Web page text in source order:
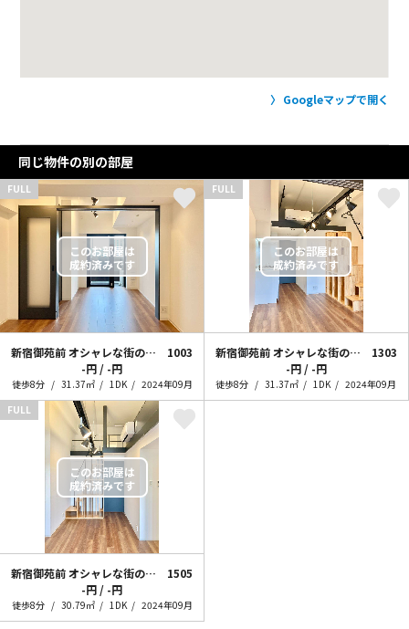
Googleマップで開く
同じ物件の別の部屋
FULL
新宿御苑前 オシャレな街の住人
1003
-円 / -円
徒歩8分 31.37㎡ 1DK 2024年09月
FULL
新宿御苑前 オシャレな街の住人~+loft~
1303
-円 / -円
徒歩8分 31.37㎡ 1DK
2024年09月
FULL
新宿御苑前 オシャレな街の住人~+loft~
1505
-円 / -円
徒歩8分 30.79㎡ 1DK 2024年09月